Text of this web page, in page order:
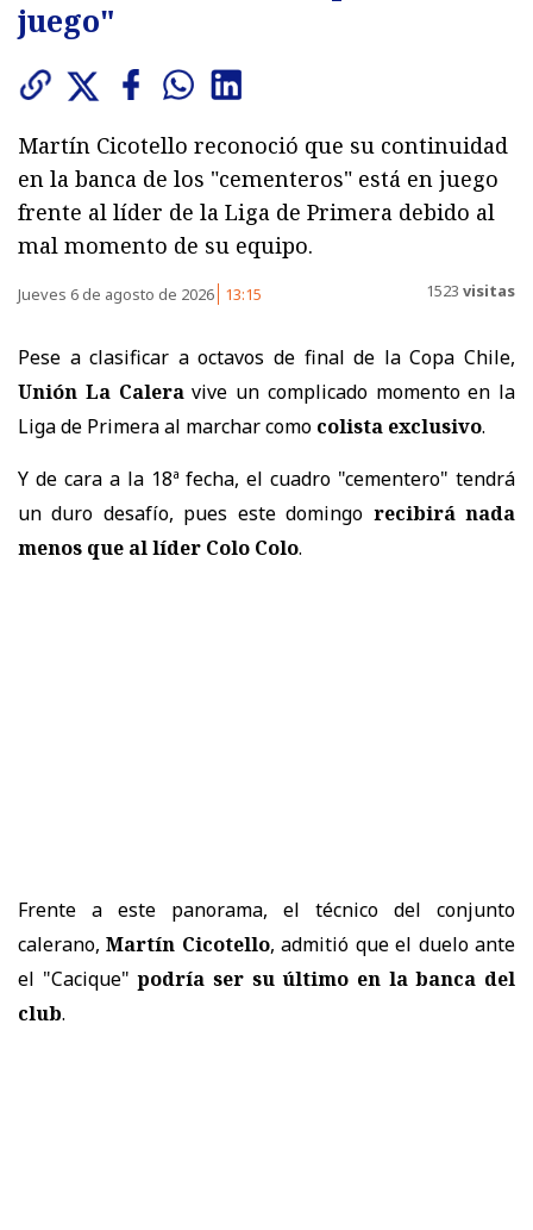
juego"
Martín Cicotello reconoció que su continuidad
en la banca de los "cementeros" está en juego
frente al líder de la Liga de Primera debido al
mal momento de su equipo.
Jueves 6 de agosto de 2026 13:15 1523 visitas
Pese a clasificar a octavos de final de la Copa Chile,
Unión La Caleravive un complicado momento en la
Liga de Primera al marchar como colista exclusivo.
Y de cara a la 18ª fecha, el cuadro "cementero" tendrá
un duro desafío, pues este domingo recibirá nada
menos que al líder Colo Colo.
Frente a este panorama, el técnico del conjunto
calerano,Martín Cicotello, admitió que el duelo ante
el "Cacique" podría ser su último en la banca del
club.